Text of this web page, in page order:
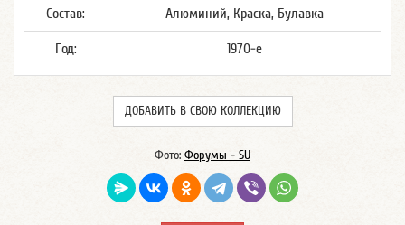
Состав: Алюминий, Краска, Булавка
Год: 1970-е
ДОБАВИТЬ В СВОЮ КОЛЛЕКЦИЮ
Фото: Форумы - SU